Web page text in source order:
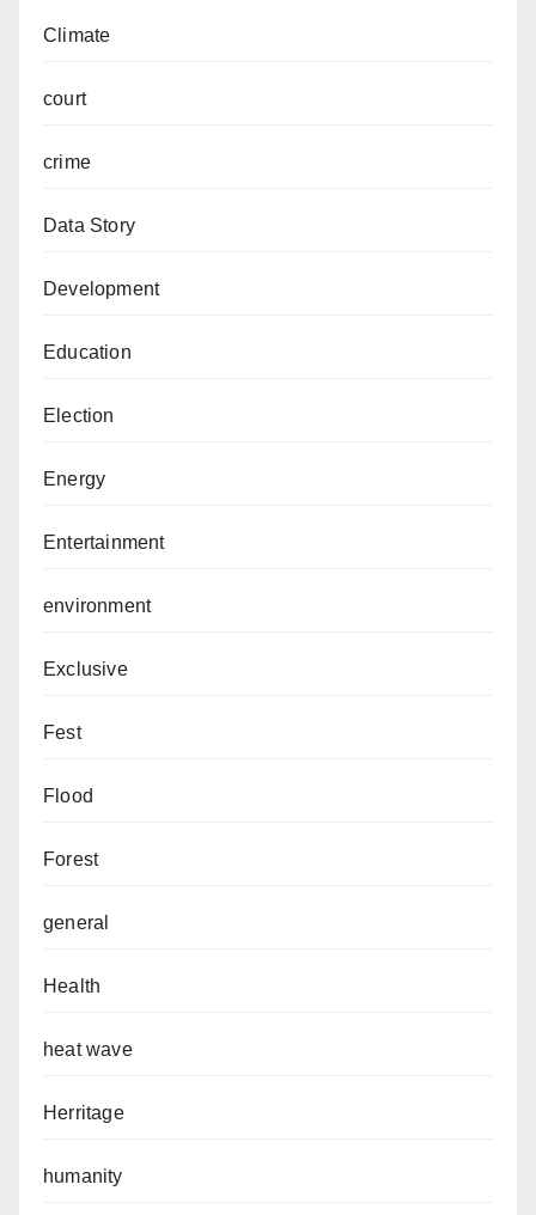
Climate
court
crime
Data Story
Development
Education
Election
Energy
Entertainment
environment
Exclusive
Fest
Flood
Forest
general
Health
heat wave
Herritage
humanity